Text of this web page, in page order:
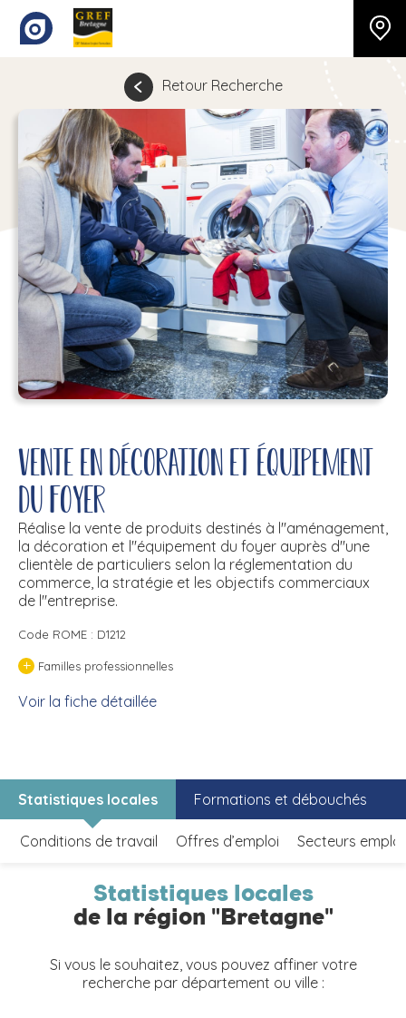
Retour Recherche
Vente en décoration et équipement
du foyer
Réalise la vente de produits destinés à l''aménagement,
la décoration et l''équipement du foyer auprès d''une
clientèle de particuliers selon la réglementation du
commerce, la stratégie et les objectifs commerciaux
de l''entreprise.
Code ROME : D1212
+ Familles professionnelles
Voir la fiche détaillée
Statistiques locales Formations et débouchés
Conditions de travail Offres d’emploi Secteurs
Statistiques locales
de la région "Bretagne"
Si vous le souhaitez, vous pouvez affiner votre
recherche par département ou ville :